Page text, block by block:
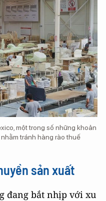
một trong số những khoản
tránh hàng rào thuế
sản xuất
đang bắt nhịp với xu